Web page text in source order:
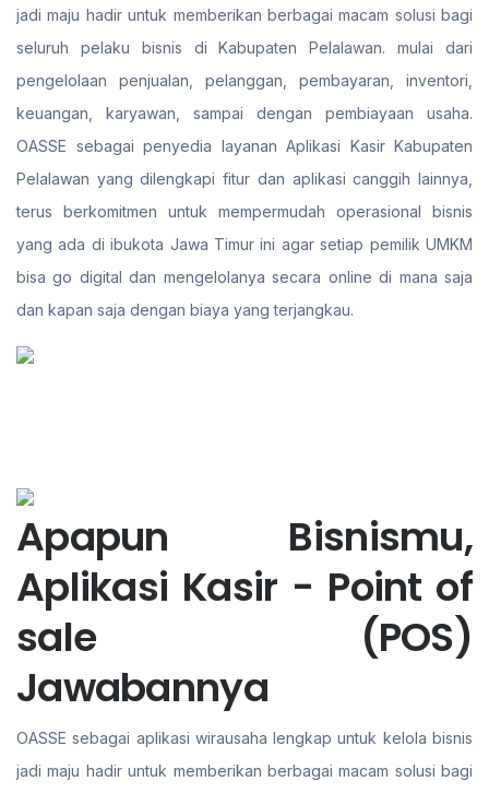
jadi maju hadir untuk memberikan berbagai macam solusi bagi
seluruh pelaku bisnis di Kabupaten Pelalawan. mulai dari
pengelolaan penjualan, pelanggan, pembayaran, inventori,
keuangan, karyawan, sampai dengan pembiayaan usaha.
OASSE sebagai penyedia layanan Aplikasi Kasir Kabupaten
Pelalawan yang dilengkapi fitur dan aplikasi canggih lainnya,
terus berkomitmen untuk mempermudah operasional bisnis
yang ada di ibukota Jawa Timur ini agar setiap pemilik UMKM
bisa go digital dan mengelolanya secara online di mana saja
dan kapan saja dengan biaya yang terjangkau.
Apapun Bisnismu,
Aplikasi Kasir - Point of
sale (POS)
Jawabannya
OASSE sebagai aplikasi wirausaha lengkap untuk kelola bisnis
jadi maju hadir untuk memberikan berbagai macam solusi bagi